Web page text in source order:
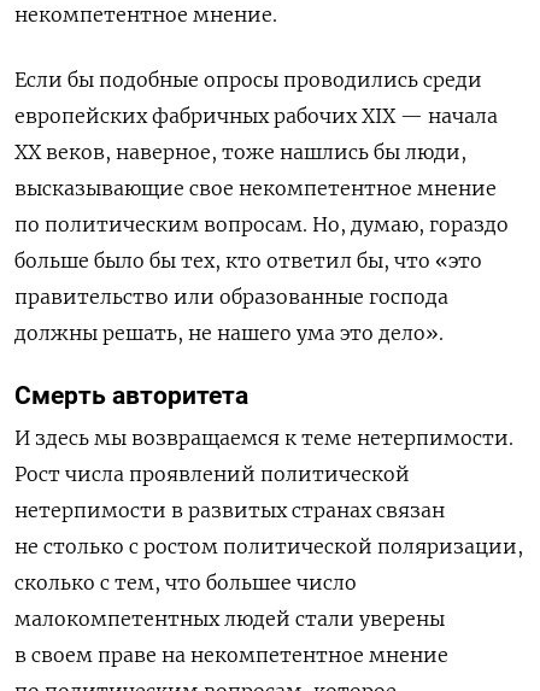
некомпетентное мнение.
Если бы подобные опросы проводились среди
европейских фабричных рабочих XIX — начала
ХХ веков, наверное, тоже нашлись бы люди,
высказывающие свое некомпетентное мнение
по политическим вопросам. Но, думаю, гораздо
больше было бы тех, кто ответил бы, что «это
правительство или образованные господа
должны решать, не нашего ума это дело».
Смерть авторитета
И здесь мы возвращаемся к теме нетерпимости.
Рост числа проявлений политической
нетерпимости в развитых странах связан
не столько с ростом политической поляризации,
сколько с тем, что большее число
малокомпетентных людей стали уверены
в своем праве на некомпетентное мнение